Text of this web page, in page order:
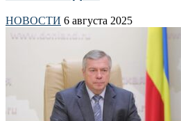
НОВОСТИ 6 августа 2025